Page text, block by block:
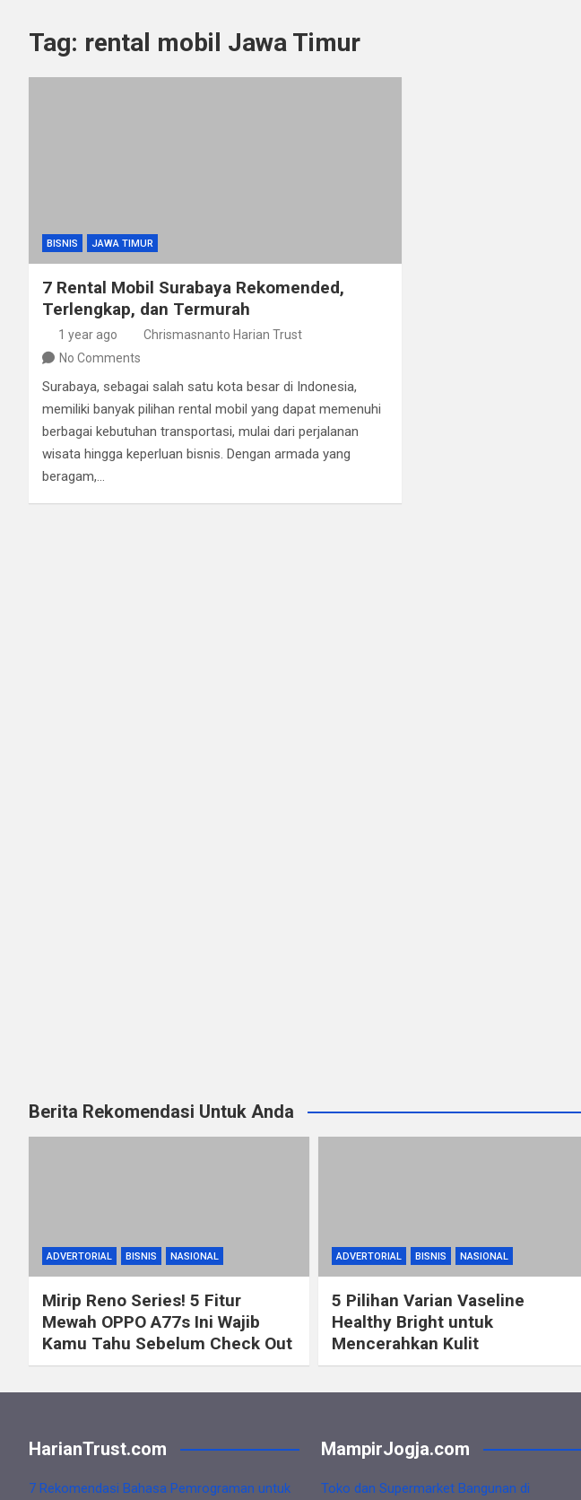
Tag: rental mobil Jawa Timur
BISNIS JAWA TIMUR
7 Rental Mobil Surabaya Rekomended,
Terlengkap, dan Termurah
1 year ago
Chrismasnanto Harian Trust
No Comments
Surabaya, sebagai salah satu kota besar di Indonesia,
memiliki banyak pilihan rental mobil yang dapat memenuhi
berbagai kebutuhan transportasi, mulai dari perjalanan
wisata hingga keperluan bisnis. Dengan armada yang
beragam,…
Berita Rekomendasi Untuk Anda
ADVERTORIAL BISNIS NASIONAL
Mirip Reno Series! 5 Fitur
Mewah OPPO A77s Ini Wajib
Kamu Tahu Sebelum Check Out
ADVERTORIAL BISNIS NASIONAL
5 Pilihan Varian Vaseline
Healthy Bright untuk
Mencerahkan Kulit
HarianTrust.com
7 Rekomendasi Bahasa Pemrograman untuk
MampirJogja.com
Toko dan Supermarket Bangunan di